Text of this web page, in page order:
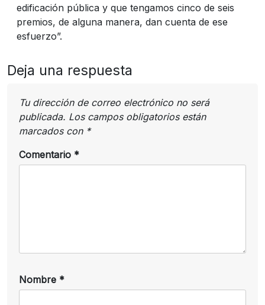
edificación pública y que tengamos cinco de seis
premios, de alguna manera, dan cuenta de ese
esfuerzo”.
Deja una respuesta
Tu dirección de correo electrónico no será
publicada. Los campos obligatorios están
marcados con *
Comentario *
Nombre *